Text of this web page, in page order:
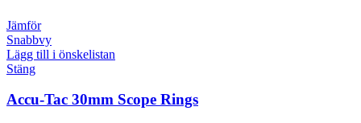
Jämför
Snabbvy
Lägg till i önskelistan
Stäng
Accu-Tac 30mm Scope Rings